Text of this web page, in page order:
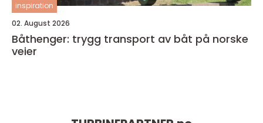
inspiration
02. August 2026
Båthenger: trygg transport av båt på norske
veier